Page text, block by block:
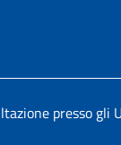
presso gli